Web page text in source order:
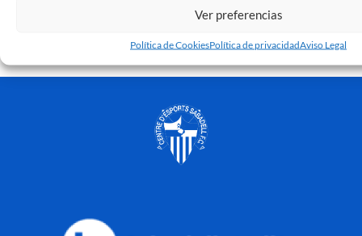
Ver preferencias
Política de CookiesPolítica de privacidadAviso Legal